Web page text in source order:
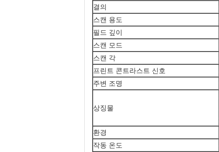
결의
스캔 용도
필드 깊이
스캔 모드
스캔 각
프린트 콘트라스트 신호
주변 조명
상징물
환경
작동 온도